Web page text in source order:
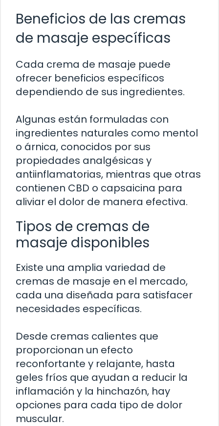
Beneficios de las cremas
de masaje específicas
Cada crema de masaje puede
ofrecer beneficios específicos
dependiendo de sus ingredientes.
Algunas están formuladas con
ingredientes naturales como mentol
o árnica, conocidos por sus
propiedades analgésicas y
antiinflamatorias, mientras que otras
contienen CBD o capsaicina para
aliviar el dolor de manera efectiva.
Tipos de cremas de
masaje disponibles
Existe una amplia variedad de
cremas de masaje en el mercado,
cada una diseñada para satisfacer
necesidades específicas.
Desde cremas calientes que
proporcionan un efecto
reconfortante y relajante, hasta
geles fríos que ayudan a reducir la
inflamación y la hinchazón, hay
opciones para cada tipo de dolor
muscular.